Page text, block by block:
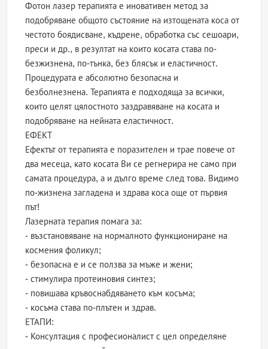
Фотон лазер терапията е иновативен метод за
подобряване общото състояние на изтощената коса от
честото боядисване, къдрене, обработка със сешоари,
преси и др., в резултат на които косата става по-
безжизнена, по-тънка, без блясък и еластичност.
Процедурата е абсолютно безопасна и
безболнезнена. Терапията е подходяща за всички,
които целят цялостното заздравяване на косата и
подобряване на нейната еластичност.
ЕФЕКТ
Ефектът от терапията е поразителен и трае повече от
два месеца, като косата Ви се регнерира не само при
самата процедура, а и дълго време след това. Видимо
по-жизнена загладена и здрава коса още от първия
път!
Лазерната терапия помага за:
- възстановяване на нормалното функциониране на
космения фоликул;
- безопасна е и се ползва за мъже и жени;
- стимулира протеиновия синтез;
- повишава кръвоснабдяването към косъма;
- косъма става по-плътен и здрав.
ЕТАПИ:
- Консултация с професионалист с цел определяне